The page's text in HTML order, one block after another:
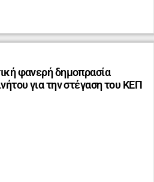
φανερή δημοπρασία
για την στέγαση του ΚΕΠ